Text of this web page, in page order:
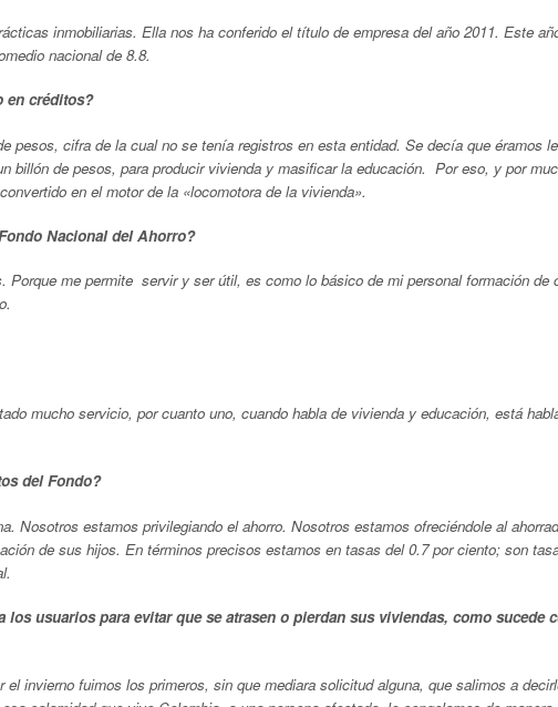
inmobiliarias. Ella nos ha conferido el título de empresa del año 2011. Este
nacional de 8.8.
en créditos?
pesos, cifra de la cual no se tenía registros en esta entidad. Se decía que éramos
billón de pesos, para producir vivienda y masificar la educación. Por eso, y por
en el motor de la «locomotora de la vivienda».
Nacional del Ahorro?
Porque me permite servir y ser útil, es como lo básico de mi personal formación de
mucho servicio, por cuanto uno, cuando habla de vivienda y educación, está
del Fondo?
Nosotros estamos privilegiando el ahorro. Nosotros estamos ofreciéndole al
de sus hijos. En términos precisos estamos en tasas del 0.7 por ciento; son
los usuarios para evitar que se atrasen o pierdan sus viviendas, como sucede
invierno fuimos los primeros, sin que mediara solicitud alguna, que salimos a